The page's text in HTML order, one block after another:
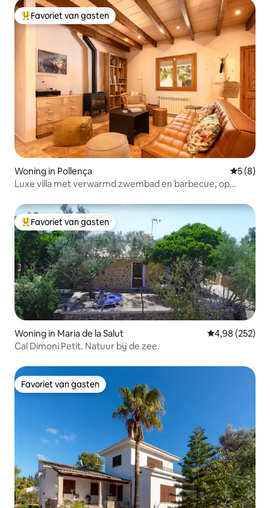
Topfavoriet van gasten
Favoriet van gasten
Woning in Pollença
5 (8)
Luxe villa met verwarmd zwembad en barbecue, op
Topfavoriet van gasten
Favoriet van gasten
Woning in Maria de la Salut Gemiddelde
4,98 (252)
Cal Dimoni Petit. Natuur bij de zee.
Favoriet van gasten
Favoriet van gasten